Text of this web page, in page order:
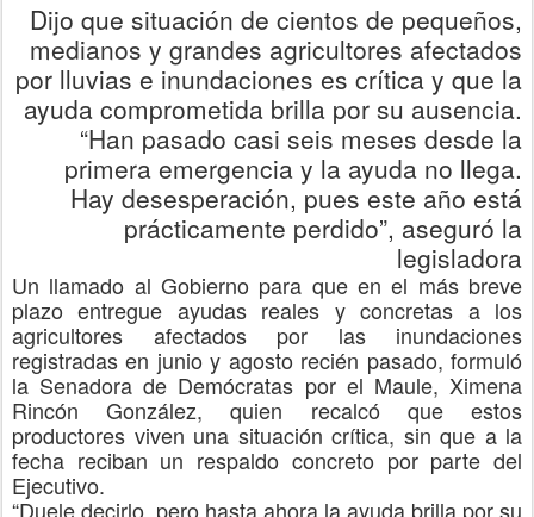
Dijo que situación de cientos de pequeños,
medianos y grandes agricultores afectados
por lluvias e inundaciones es crítica y que la
ayuda comprometida brilla por su ausencia.
“Han pasado casi seis meses desde la
primera emergencia y la ayuda no llega.
Hay desesperación, pues este año está
prácticamente perdido”, aseguró la
legisladora
Un llamado al Gobierno para que en el más breve
plazo entregue ayudas reales y concretas a los
agricultores afectados por las inundaciones
registradas en junio y agosto recién pasado, formuló
la Senadora de Demócratas por el Maule, Ximena
Rincón González, quien recalcó que estos
productores viven una situación crítica, sin que a la
fecha reciban un respaldo concreto por parte del
Ejecutivo.
“Duele decirlo, pero hasta ahora la ayuda brilla por su